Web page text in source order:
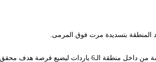
المنطقة بتسديدة مرت فوق المرمى.